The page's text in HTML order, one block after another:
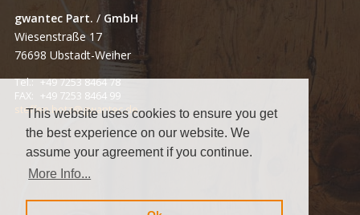
This website uses cookies to ensure you get
the best experience on our website. We
assume your agreement if you continue.
More Info...
gwantec Part. / GmbH
Wiesenstraße 17
76698 Ubstadt-Weiher
Tel.: +49 7253 8464 78
FAX: +49 7253 8464 99
steffen.botz@gwantec.de